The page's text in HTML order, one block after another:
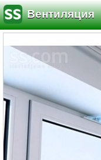
Вентиляция